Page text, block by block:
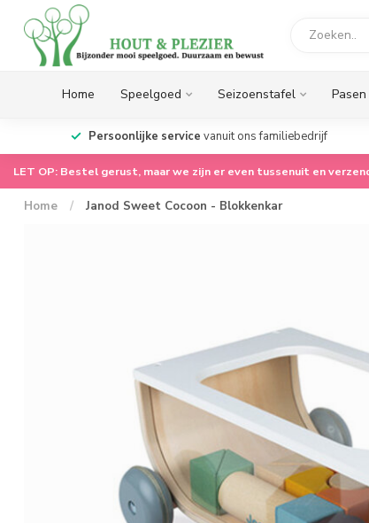
Home Speelgoed Seizoenstafel Pasen
Persoonlijke service vanuit ons familiebedrijf
LET OP: Bestel gerust, maar we zijn er even tussenuit en
Home / Janod Sweet Cocoon - Blokkenkar